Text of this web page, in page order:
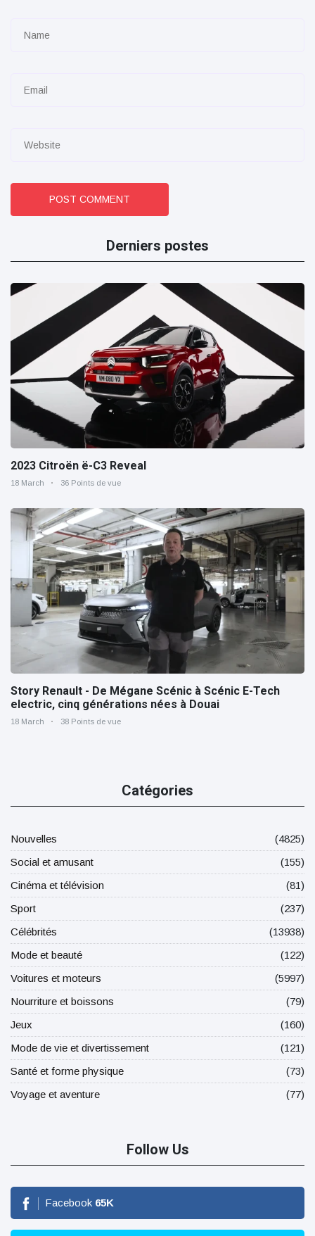
POST COMMENT
Derniers postes
2023 Citroën ë-C3 Reveal
18 March 36 Points de vue
Story Renault - De Mégane Scénic à Scénic E-Tech
electric, cinq générations nées à Douai
18 March 38 Points de vue
Catégories
Nouvelles
(4825)
Social et amusant
(155)
Cinéma et télévision
(81)
Sport
(237)
Célébrités
(13938)
Mode et beauté
(122)
Voitures et moteurs
(5997)
Nourriture et boissons
(79)
Jeux
(160)
Mode de vie et divertissement
(121)
Santé et forme physique
(73)
Voyage et aventure
(77)
Follow Us
Facebook 65K